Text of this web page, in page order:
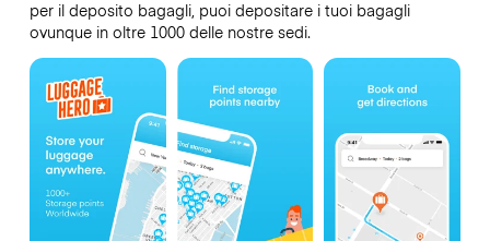
per il deposito bagagli, puoi depositare i tuoi bagagli
ovunque in oltre 1000 delle nostre sedi.